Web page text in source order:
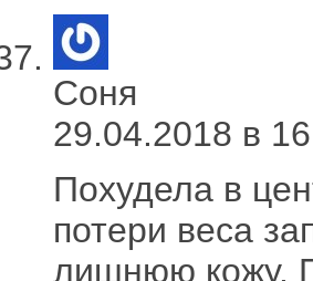
Соня
29.04.2018 в
Похудела в
потери веса
лишнюю кожу.